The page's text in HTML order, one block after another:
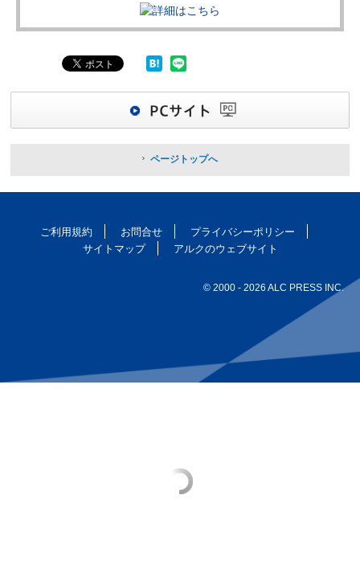
ページトップへ
ご利用規約 お問合せ
プライバシーポリシー
サイトマップ
アルクのウェブサイト
© 2000 - 2026 ALC PRESS INC.